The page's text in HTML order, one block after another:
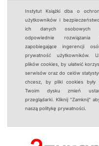
Instytut Książki dba o
użytkowników i
ich danych osobowych
odpowiednie rozwiązania
zapobiegające ingerencji
prywatność użytkowników.
plików cookies, by ułatwić
serwisów oraz do celów
chcesz, by pliki cookies były
Twoim dysku zmień
przeglądarki. Kliknij "Zamknij"
naszą politykę prywatności.